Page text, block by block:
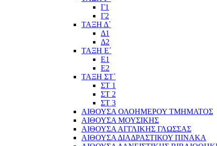
Γ1
Γ2
ΤΑΞΗ Δ΄
Δ1
Δ2
ΤΑΞΗ Ε΄
Ε1
Ε2
ΤΑΞΗ ΣΤ΄
ΣΤ 1
ΣΤ 2
ΣΤ 3
ΑΙΘΟΥΣΑ ΟΛΟΗΜΕΡΟΥ ΤΜΗΜΑΤΟΣ
ΑΙΘΟΥΣΑ ΜΟΥΣΙΚΗΣ
ΑΙΘΟΥΣΑ ΑΓΓΛΙΚΗΣ ΓΛΩΣΣΑΣ
ΑΙΘΟΥΣΑ ΔΙΑΔΡΑΣΤΙΚΟΥ ΠΙΝΑΚΑ